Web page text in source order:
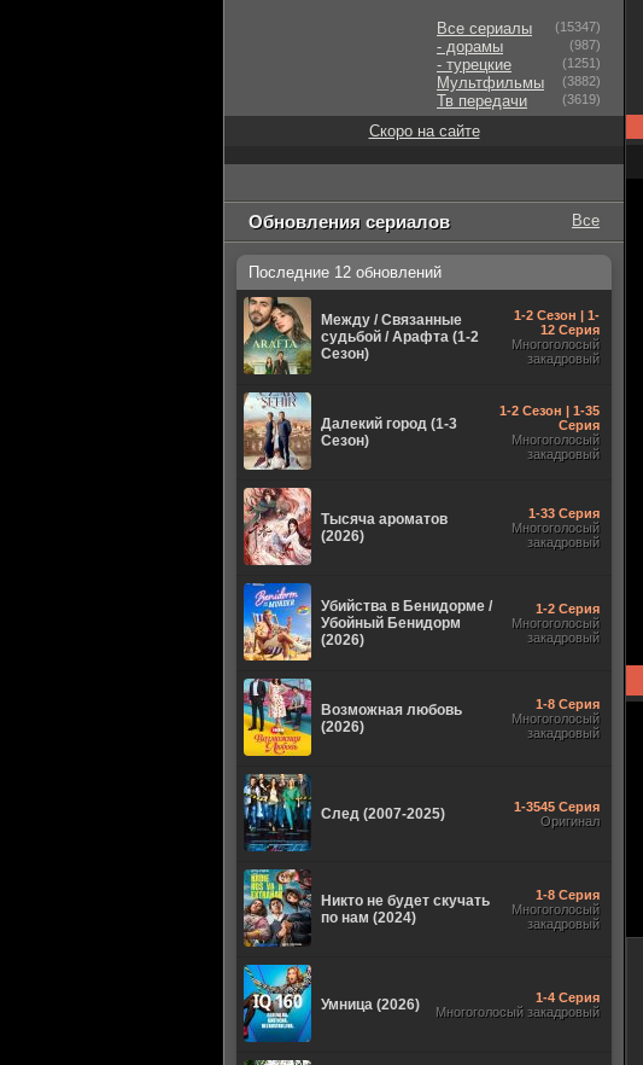
Все сериалы (15347)
- дорамы (987)
- турецкие (1251)
Мультфильмы (3882)
Тв передачи (3619)
Скоро на сайте
Обновления сериалов Все
Последние 12 обновлений
Между / Связанные
судьбой / Арафта (1-2
Сезон)
1-2 Сезон | 1-
12 Серия
Многоголосый
закадровый
Далекий город (1-3
Сезон)
1-2 Сезон | 1-35
Серия
Многоголосый
закадровый
Тысяча ароматов
(2026)
1-33 Серия
Многоголосый
закадровый
Убийства в Бенидорме /
Убойный Бенидорм
(2026)
1-2 Серия
Многоголосый
закадровый
Возможная любовь
(2026)
1-8 Серия
Многоголосый
закадровый
След (2007-2025)
1-3545 Серия
Оригинал
Никто не будет скучать
по нам (2024)
1-8 Серия
Многоголосый
закадровый
Умница (2026)
1-4 Серия
Многоголосый закадровый